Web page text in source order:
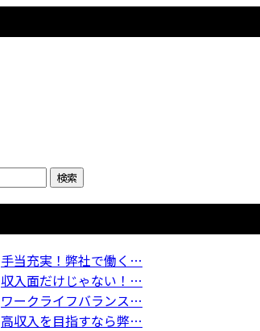
手当充実！弊社で働く…
収入面だけじゃない！…
ワークライフバランス…
高収入を目指すなら弊…